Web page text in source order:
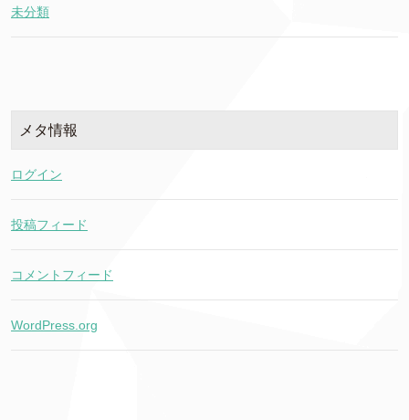
未分類
メタ情報
ログイン
投稿フィード
コメントフィード
WordPress.org